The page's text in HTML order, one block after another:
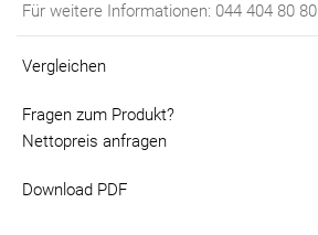
Für weitere Informationen: 044 404 80 80
Vergleichen
Fragen zum Produkt?
Nettopreis anfragen
Download PDF